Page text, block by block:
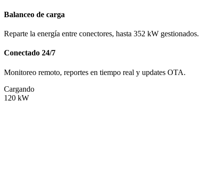
Balanceo de carga
Reparte la energía entre conectores, hasta 352 kW gestionados.
Conectado 24/7
Monitoreo remoto, reportes en tiempo real y updates OTA.
Cargando
120 kW